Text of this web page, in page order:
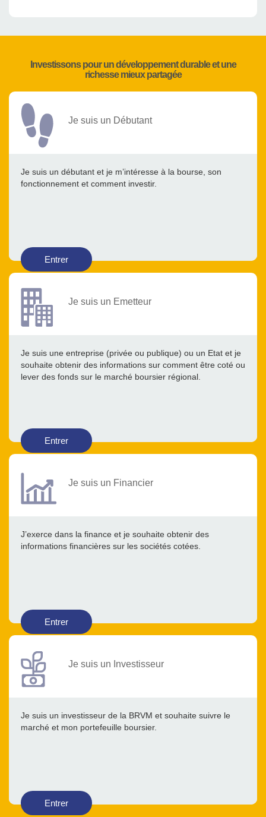
Investissons pour un développement durable et une
richesse mieux partagée
Je suis un Débutant
Je suis un débutant et je m’intéresse à la bourse, son
fonctionnement et comment investir.
Entrer
Je suis un Emetteur
Je suis une entreprise (privée ou publique) ou un Etat et je
souhaite obtenir des informations sur comment être coté ou
lever des fonds sur le marché boursier régional.
Entrer
Je suis un Financier
J’exerce dans la finance et je souhaite obtenir des
informations financières sur les sociétés cotées.
Entrer
Je suis un Investisseur
Je suis un investisseur de la BRVM et souhaite suivre le
marché et mon portefeuille boursier.
Entrer